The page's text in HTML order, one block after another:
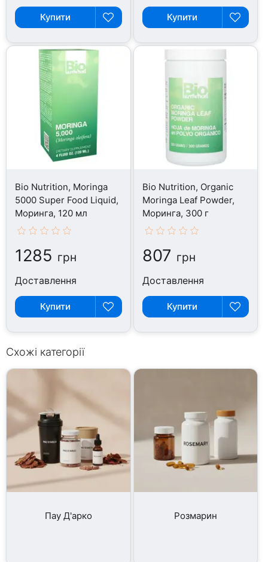
Купити Купити
Bio Nutrition, Moringa
5000 Super Food Liquid,
Моринга, 120 мл
1285 грн
Доставлення
Купити
Bio Nutrition, Organic
Moringa Leaf Powder,
Моринга, 300 г
807 грн
Доставлення
Купити
Схожі категорії
Пау Д'арко Розмарин